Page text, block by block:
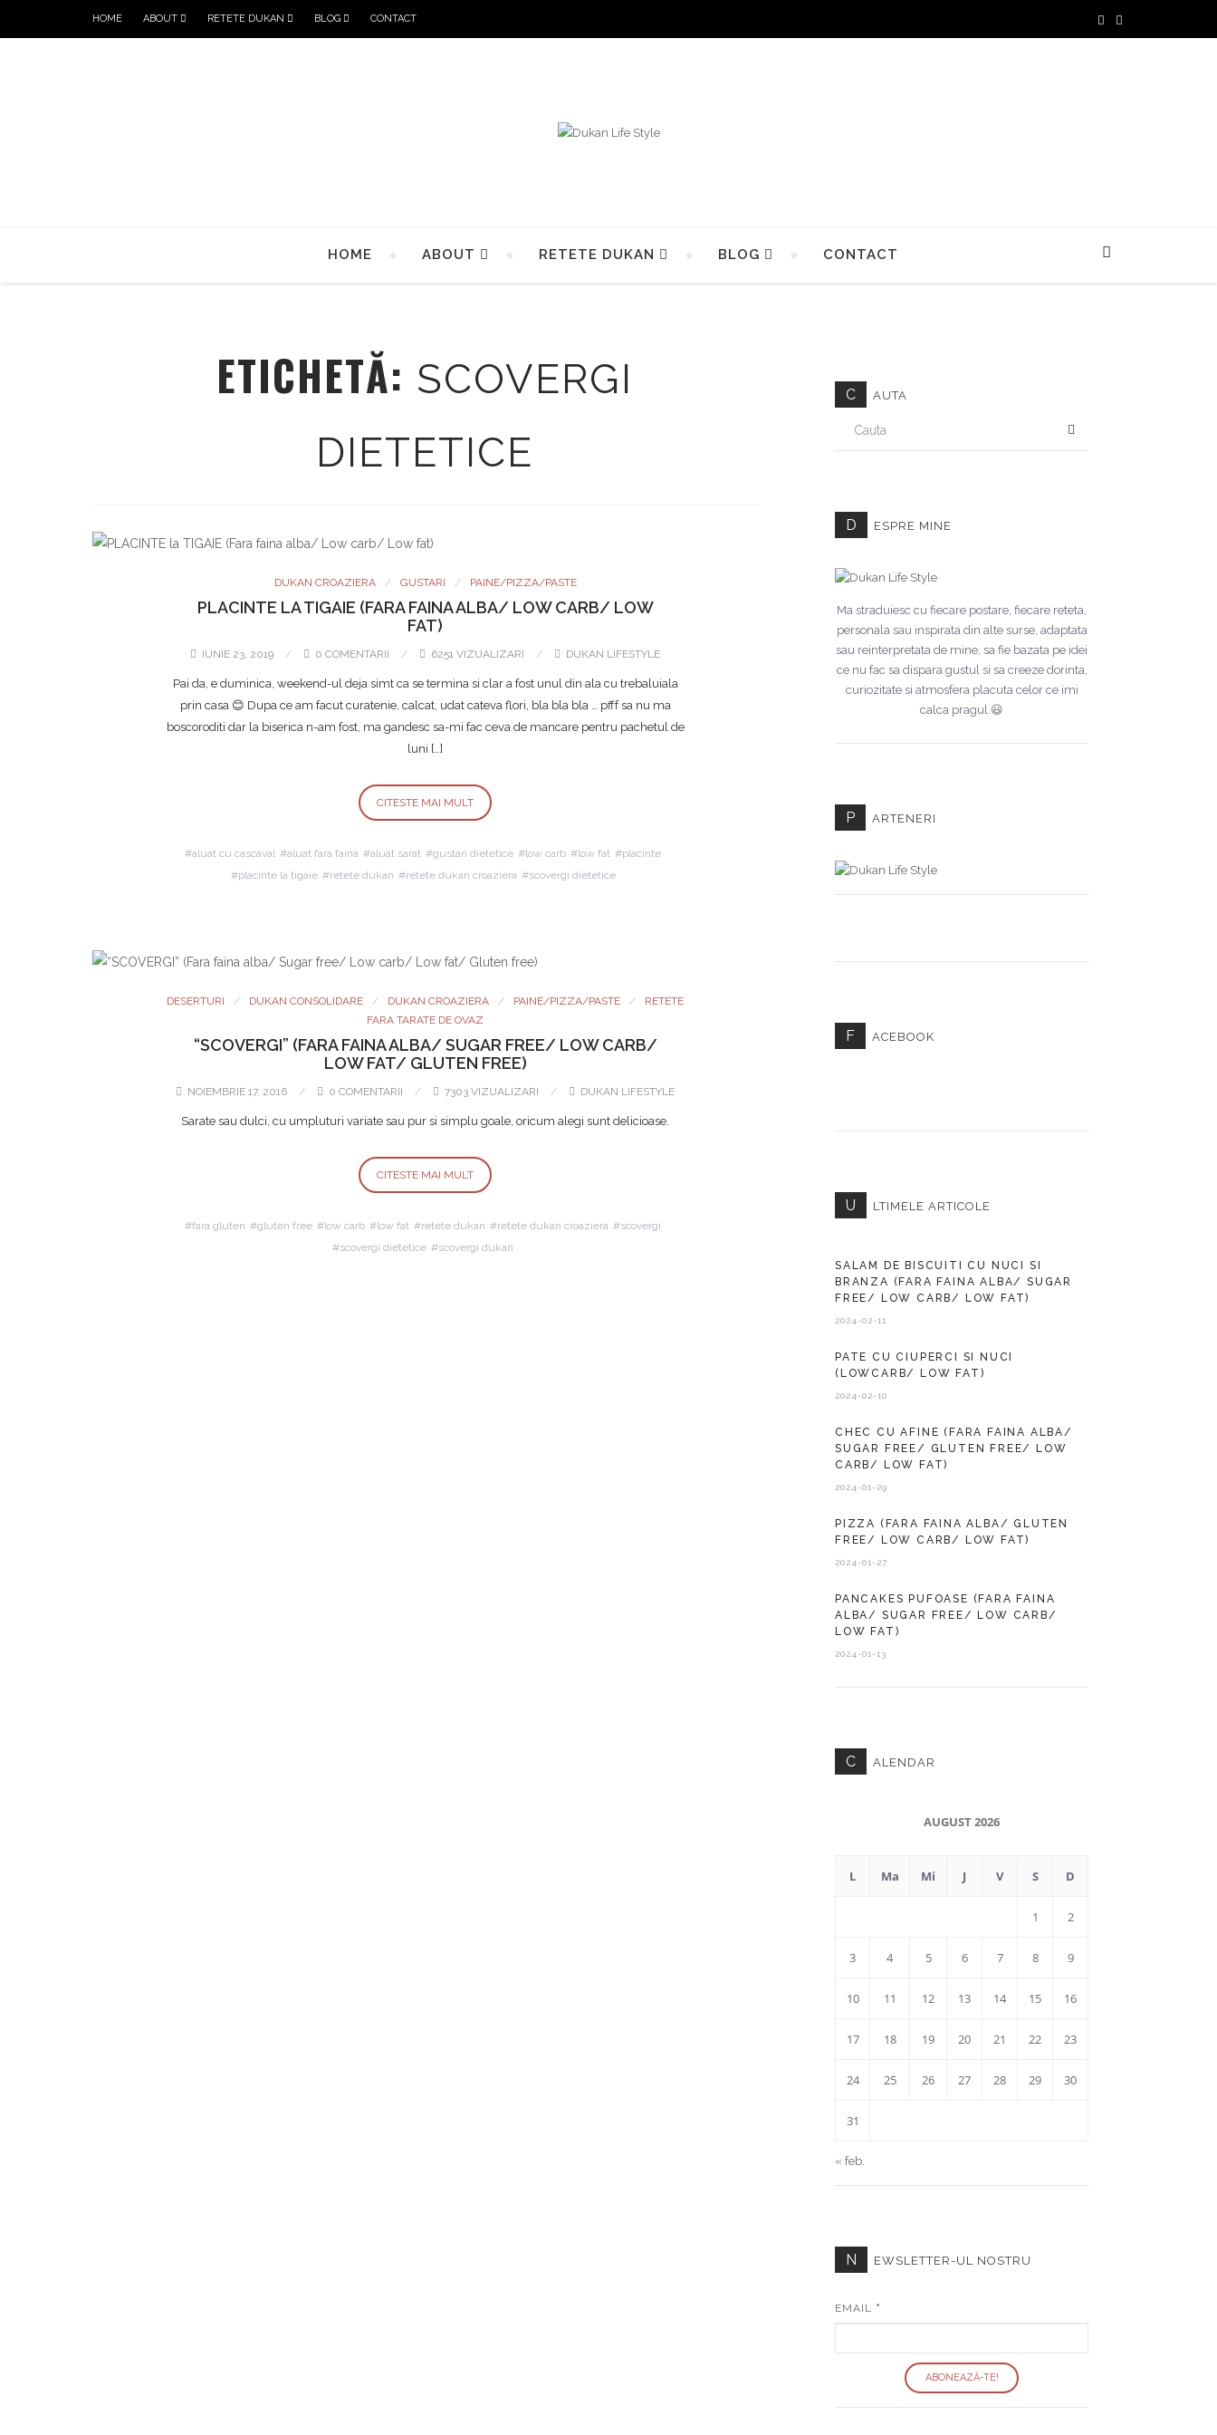
HOME ABOUT RETETE DUKAN BLOG CONTACT
HOME ABOUT RETETE DUKAN BLOG CONTACT
ETICHETĂ: SCOVERGI
DIETETICE
DUKAN CROAZIERA GUSTARI PAINE/PIZZA/PASTE
PLACINTE LA TIGAIE (FARA FAINA ALBA/ LOW CARB/ LOW
FAT)
IUNIE 23, 2019 0 COMENTARII 6251 VIZUALIZARI DUKAN LIFESTYLE
Pai da, e duminica, weekend-ul deja simt ca se termina si clar a fost unul din ala cu trebaluiala
prin casa 😊 Dupa ce am facut curatenie, calcat, udat cateva flori, bla bla bla … pfff sa nu ma
boscoroditi dar la biserica n-am fost, ma gandesc sa-mi fac ceva de mancare pentru pachetul de
luni […]
CITESTE MAI MULT
aluat cu cascaval aluat fara faina aluat sarat gustari dietetice low carb low fat
placinte
placinte la tigaie
retete dukan retete dukan croaziera scovergi dietetice
DESERTURI DUKAN CONSOLIDARE DUKAN CROAZIERA PAINE/PIZZA/PASTE
RETETE
FARA TARATE DE OVAZ
“SCOVERGI” (FARA FAINA ALBA/ SUGAR FREE/ LOW CARB/
LOW FAT/ GLUTEN FREE)
NOIEMBRIE 17, 2016 0 COMENTARII 7303 VIZUALIZARI DUKAN LIFESTYLE
Sarate sau dulci, cu umpluturi variate sau pur si simplu goale, oricum alegi sunt delicioase.
CITESTE MAI MULT
fara gluten gluten free low carb low fat retete dukan retete dukan croaziera
scovergi
scovergi dietetice
scovergi dukan
C AUTA
D ESPRE MINE
Ma straduiesc cu fiecare postare, fiecare reteta,
personala sau inspirata din alte surse, adaptata
sau reinterpretata de mine, sa fie bazata pe idei
ce nu fac sa dispara gustul si sa creeze dorinta,
curiozitate si atmosfera placuta celor ce imi
calca pragul.😃
P ARTENERI
F ACEBOOK
U LTIMELE ARTICOLE
SALAM DE BISCUITI CU NUCI SI
BRANZA (FARA FAINA ALBA/ SUGAR
FREE/ LOW CARB/ LOW FAT)
2024-02-11
PATE CU CIUPERCI SI NUCI
(LOWCARB/ LOW FAT)
2024-02-10
CHEC CU AFINE (FARA FAINA ALBA/
SUGAR FREE/ GLUTEN FREE/ LOW
CARB/ LOW FAT)
2024-01-29
PIZZA (FARA FAINA ALBA/ GLUTEN
FREE/ LOW CARB/ LOW FAT)
2024-01-27
PANCAKES PUFOASE (FARA FAINA
ALBA/ SUGAR FREE/ LOW CARB/
LOW FAT)
2024-01-13
C ALENDAR
AUGUST 2026
L Ma Mi J V S D
1 2
3 4 5 6 7 8 9
10 11 12 13 14 15 16
17 18 19 20 21 22 23
24 25 26 27 28 29 30
31
« feb.
N EWSLETTER-UL NOSTRU
EMAIL *